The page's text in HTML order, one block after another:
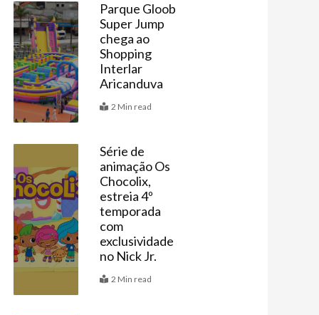
Agenda
Parque Gloob
Super Jump
chega ao
Shopping
Interlar
Aricanduva
2 Min read
Agenda
Série de
animação Os
Chocolix,
estreia 4º
temporada
com
exclusividade
no Nick Jr.
2 Min read